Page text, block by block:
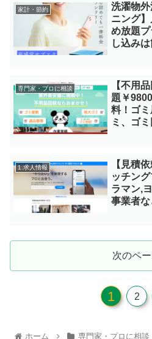
家計・節約
洗濯物
ニング
め放題
し込みは
専門家・プロに相談
【不用
題￥
料！ゴ
ミ、ゴ
1.求人情報
【見積
ッチン
ラマン,
事業者な
次のペ
1 2
ホーム 専門家・プロに相談